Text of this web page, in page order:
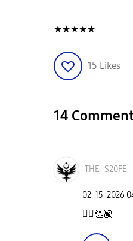
★★★★★
15 Likes
14
THE_S20FE_
‎02-15-2026
👍🏿👏🏿